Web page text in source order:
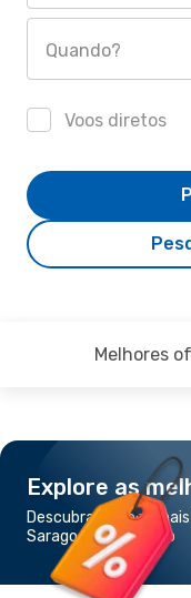
Quando?
Voos diretos
Melhores
Explore as
Descubra os voos
Saragoça para Porto